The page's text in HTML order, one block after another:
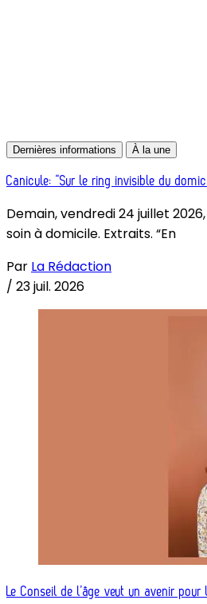
Dernières informations À la une
Canicule: “Sur le ring invisible du
Demain, vendredi 24 juillet
soin à domicile. Extraits. “En
Par La Rédaction
/ 23 juil. 2026
Le Conseil de l’âge veut un avenir pour